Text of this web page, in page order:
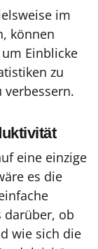
im
können
Einblicke
zu
verbessern.
eine einzige
es die
darüber, ob
wie sich die